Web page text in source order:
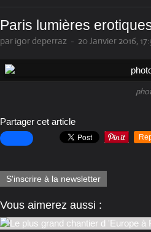
Paris lumières
par igor deperraz - 20 Janvier 2016,
Partager cet article
S'inscrire à la newsletter
Vous aimerez aussi :